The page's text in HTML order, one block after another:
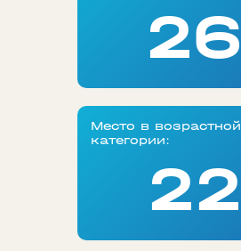
26
Место в возрастной
категории:
22